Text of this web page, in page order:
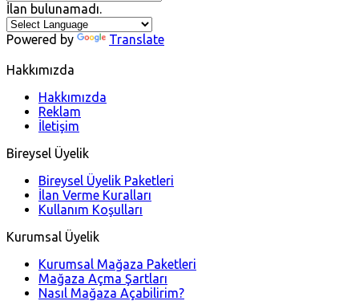
İlan bulunamadı.
Powered by Translate
Hakkımızda
Hakkımızda
Reklam
İletişim
Bireysel Üyelik
Bireysel Üyelik Paketleri
İlan Verme Kuralları
Kullanım Koşulları
Kurumsal Üyelik
Kurumsal Mağaza Paketleri
Mağaza Açma Şartları
Nasıl Mağaza Açabilirim?